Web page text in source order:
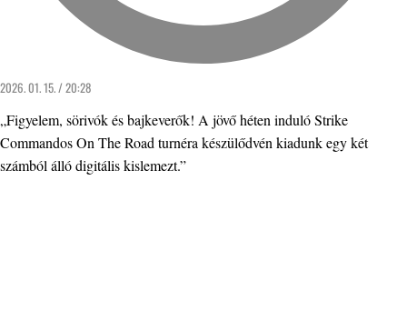
2026. 01. 15. / 20:28
„Figyelem, sörivók és bajkeverők! A jövő héten induló Strike
Commandos On The Road turnéra készülődvén kiadunk egy két
számból álló digitális kislemezt.”